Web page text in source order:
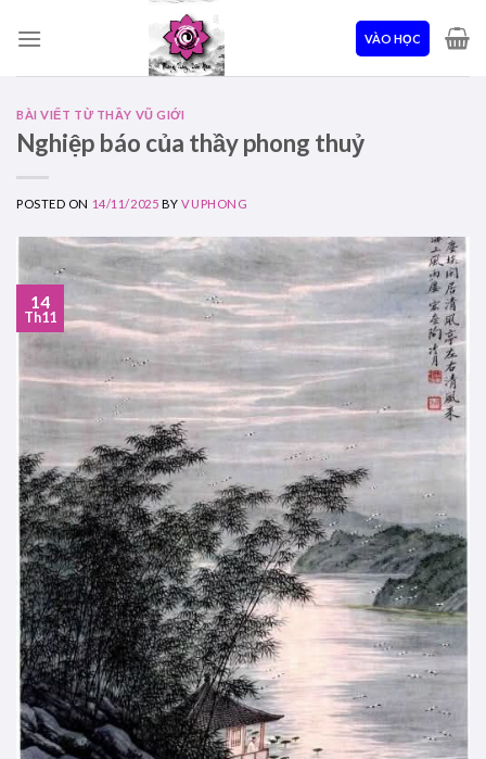
VÀO HỌC
BÀI VIẾT TỪ THẦY VŨ GIỚI
Nghiệp báo của thầy phong thuỷ
POSTED ON 14/11/2025 BYVUPHONG
14
Th11